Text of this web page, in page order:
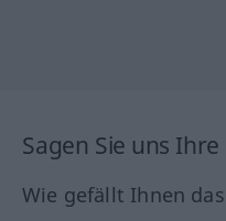
Sagen Sie uns
Wie gefällt Ihnen